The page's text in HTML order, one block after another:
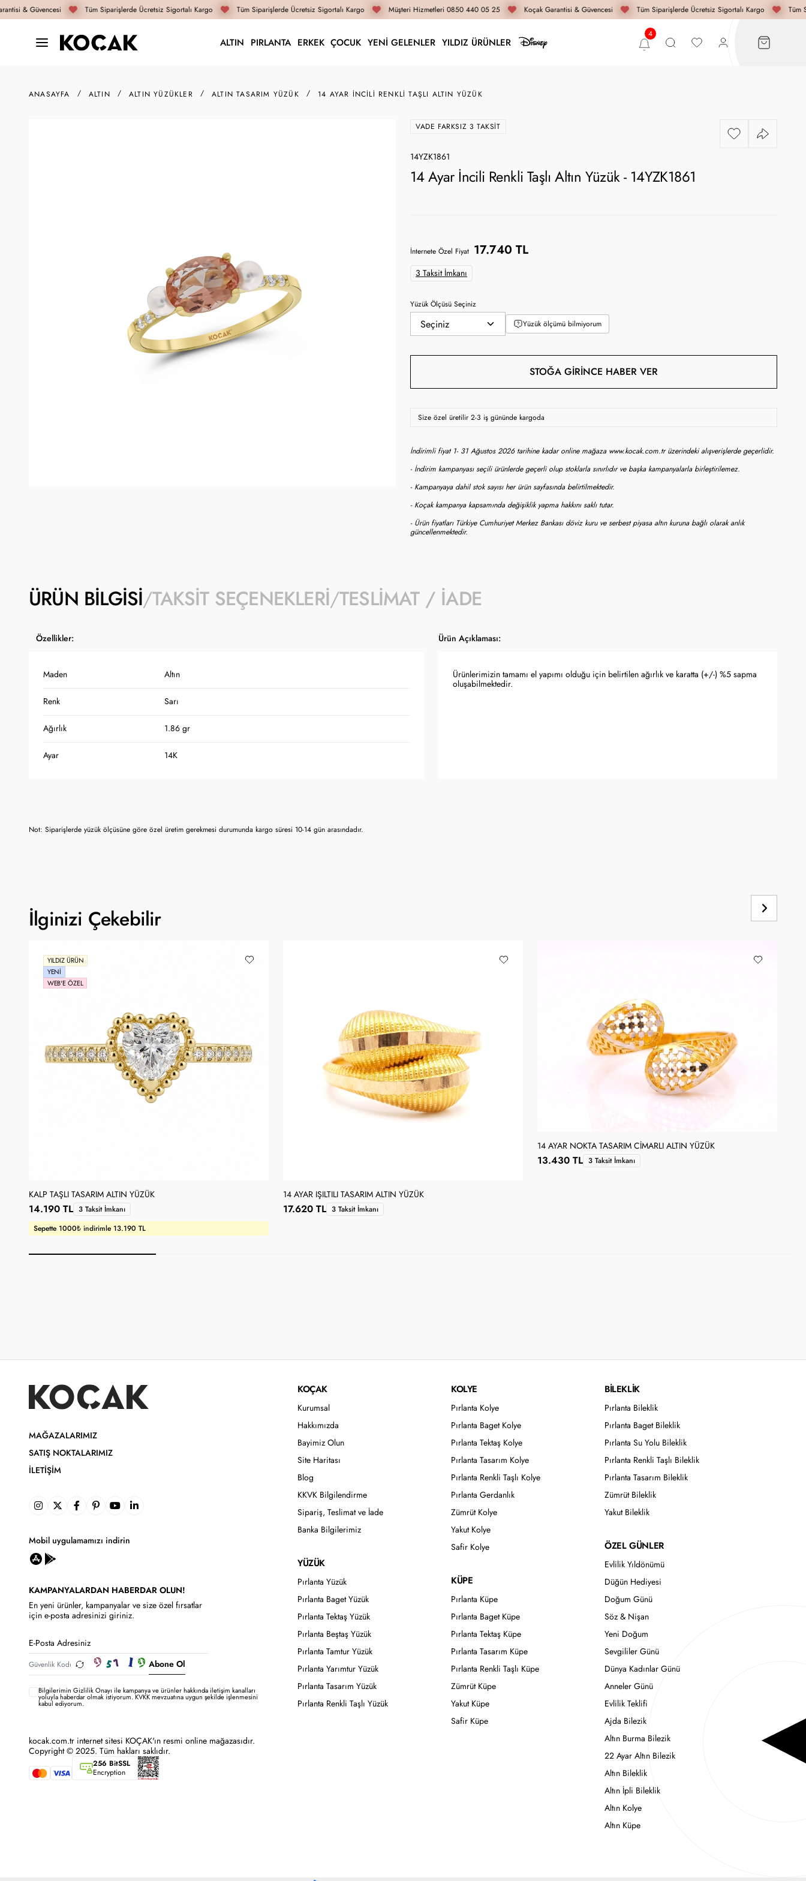
& Güvencesi Tüm Siparişlerde Ücretsiz Sigortalı Kargo Tüm Siparişlerde Ücretsiz Sigortalı Kargo Müşteri Hizmetleri 0850 440 05 25 Koçak Garantisi & Güvencesi Tüm Siparişlerde Ücretsiz Sigortalı Kargo Tüm
ALTIN PIRLANTA ERKEK ÇOCUK YENİ GELENLER YILDIZ ÜRÜNLER
ANASAYFA ALTIN ALTIN YÜZÜKLER ALTIN TASARIM YÜZÜK 14 AYAR İNCILI RENKLI TAŞLI ALTIN YÜZÜK
VADE FARKSIZ 3 TAKSIT
14YZK1861
14 Ayar İncili Renkli Taşlı Altın Yüzük - 14YZK1861
İnternete Özel Fiyat 17.740 TL
3 Taksit İmkanı
Yüzük Ölçüsü Seçiniz
Yüzük ölçümü bilmiyorum
STOĞA GIRINCE HABER VER
Size özel üretilir 2-3 iş gününde kargoda
İndirimli fiyat 1- 31 Ağustos 2026 tarihine kadar online mağaza www.kocak.com.tr üzerindeki alışverişlerde geçerlidir.
- İndirim kampanyası seçili ürünlerde geçerli olup stoklarla sınırlıdır ve başka kampanyalarla birleştirilemez.
- Kampanyaya dahil stok sayısı her ürün sayfasında belirtilmektedir.
- Koçak kampanya kapsamında değişiklik yapma hakkını saklı tutar.
- Ürün fiyatları Türkiye Cumhuriyet Merkez Bankası döviz kuru ve serbest piyasa altın kuruna bağlı olarak anlık
güncellenmektedir.
ÜRÜN BILGISI TAKSIT SEÇENEKLERI TESLIMAT / İADE
Özellikler: Ürün Açıklaması:
Maden Altın
Renk Sarı
Ağırlık 1.86 gr
Ayar 14K
Ürünlerimizin tamamı el yapımı olduğu için belirtilen ağırlık ve karatta (+/-) %5 sapma
oluşabilmektedir.
Not: Siparişlerde yüzük ölçüsüne göre özel üretim gerekmesi durumunda kargo süresi 10-14 gün arasındadır.
İlginizi Çekebilir
YILDIZ ÜRÜN
YENI
WEB'E ÖZEL
KALP TAŞLI TASARIM ALTIN YÜZÜK
Sepette 1000₺ indirimle 13.190 TL
14.190 TL 3 Taksit İmkanı
14 AYAR IŞILTILI TASARIM ALTIN YÜZÜK
17.620 TL 3 Taksit İmkanı
14 AYAR NOKTA TASARIM CIMARLI ALTIN YÜZÜK
13.430 TL 3 Taksit İmkanı
MAĞAZALARIMIZ
SATIŞ NOKTALARIMIZ
İLETIŞIM
Mobil uygulamamızı indirin
KAMPANYALARDAN HABERDAR OLUN!
En yeni ürünler, kampanyalar ve size özel fırsatlar
için e-posta adresinizi giriniz.
Abone Ol
Bilgilerimin Gizlilik Onayı ile kampanya ve ürünler hakkında iletişim kanalları
yoluyla haberdar olmak istiyorum.KVKK mevzuatına uygun şekilde işlenmesini
kabul ediyorum.
kocak.com.tr internet sitesi KOÇAK'ın resmi online mağazasıdır.
Copyright © 2025. Tüm hakları saklıdır.
256 BitSSL
Encryption
KOÇAK
Kurumsal
Hakkımızda
Bayimiz Olun
Site Haritası
Blog
KKVK Bilgilendirme
Sipariş, Teslimat ve İade
Banka Bilgilerimiz
YÜZÜK
Pırlanta Yüzük
Pırlanta Baget Yüzük
Pırlanta Tektaş Yüzük
Pırlanta Beştaş Yüzük
Pırlanta Tamtur Yüzük
Pırlanta Yarımtur Yüzük
Pırlanta Tasarım Yüzük
Pırlanta Renkli Taşlı Yüzük
KOLYE
Pırlanta Kolye
Pırlanta Baget Kolye
Pırlanta Tektaş Kolye
Pırlanta Tasarım Kolye
Pırlanta Renkli Taşlı Kolye
Pırlanta Gerdanlık
Zümrüt Kolye
Yakut Kolye
Safir Kolye
KÜPE
Pırlanta Küpe
Pırlanta Baget Küpe
Pırlanta Tektaş Küpe
Pırlanta Tasarım Küpe
Pırlanta Renkli Taşlı Küpe
Zümrüt Küpe
Yakut Küpe
Safir Küpe
BİLEKLİK
Pırlanta Bileklik
Pırlanta Baget Bileklik
Pırlanta Su Yolu Bileklik
Pırlanta Renkli Taşlı Bileklik
Pırlanta Tasarım Bileklik
Zümrüt Bileklik
Yakut Bileklik
ÖZEL GÜNLER
Evlilik Yıldönümü
Düğün Hediyesi
Doğum Günü
Söz & Nişan
Yeni Doğum
Sevgililer Günü
Dünya Kadınlar Günü
Anneler Günü
Evlilik Teklifi
Ajda Bilezik
Altın Burma Bilezik
22 Ayar Altın Bilezik
Altın Bileklik
Altın İpli Bileklik
Altın Kolye
Altın Küpe